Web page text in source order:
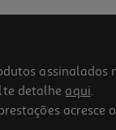
detalhe aqui.
acresce